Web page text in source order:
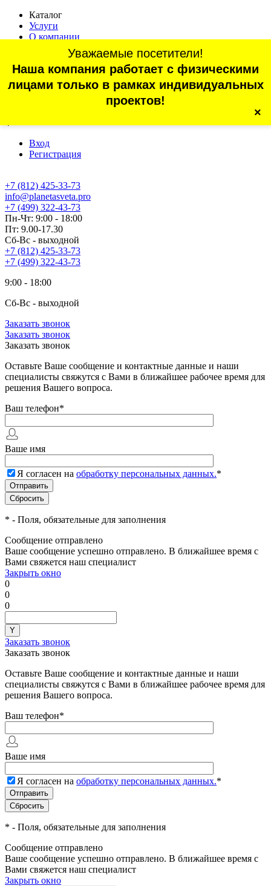
Каталог
Услуги
О компании
Статьи
Контакты
Отзывы
г. Санкт-Петербург, проспект Обуховской Обороны, 70, корп.
Вход
Регистрация
+7 (812) 425-33-73
Уважаемые посетители!
Наша компания работает с физическими
лицами только в рамках индивидуальных
проектов!
×
info@planetasveta.pro
+7 (499) 322-43-73
Пн-Чт: 9:00 - 18:00
Пт: 9.00-17.30
Сб-Вс - выходной
+7 (812) 425-33-73
+7 (499) 322-43-73
9:00 - 18:00
Сб-Вс - выходной
Заказать звонок
Заказать звонок
Заказать звонок
Оставьте Ваше сообщение и контактные данные и наши
специалисты свяжутся с Вами в ближайшее рабочее время для
решения Вашего вопроса.
Ваш телефон*
Ваше имя
Я согласен на обработку персональных данных.*
* - Поля, обязательные для заполнения
Сообщение отправлено
Ваше сообщение успешно отправлено. В ближайшее время с
Вами свяжется наш специалист
Закрыть окно
0
0
0
Заказать звонок
Заказать звонок
Оставьте Ваше сообщение и контактные данные и наши
специалисты свяжутся с Вами в ближайшее рабочее время для
решения Вашего вопроса.
Ваш телефон*
Ваше имя
Я согласен на обработку персональных данных.*
* - Поля, обязательные для заполнения
Сообщение отправлено
Ваше сообщение успешно отправлено. В ближайшее время с
Вами свяжется наш специалист
Закрыть окно